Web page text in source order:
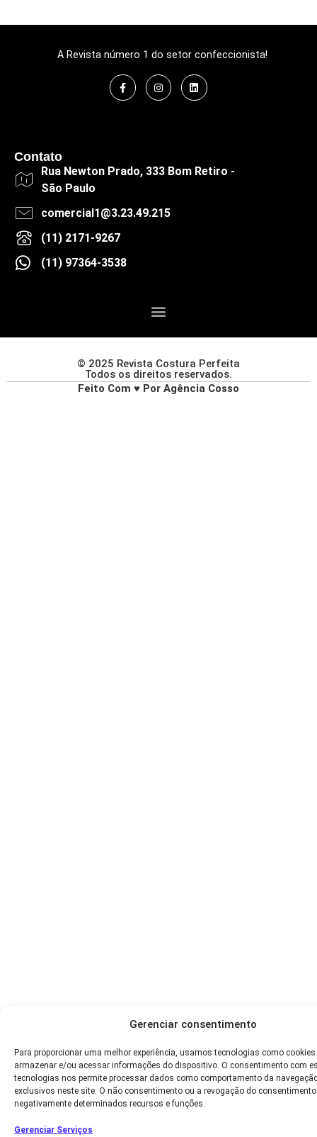
Gerenciar consentimento
Para proporcionar uma melhor experiência, usamos tecnologias como cookies
armazenar e/ou acessar informações do dispositivo. O consentimento com
tecnologias nos permite processar dados como comportamento da
exclusivos neste site. O não consentimento ou a revogação do
negativamente determinados recursos e funções.
Gerenciar Serviços
A Revista número 1 do setor confeccionista!
Contato
Rua Newton Prado, 333 Bom Retiro -
São Paulo
comercial1@3.23.49.215
(11) 2171-9267
(11) 97364-3538
© 2025 Revista Costura Perfeita
Todos os direitos reservados.
Feito Com ♥ Por Agência Cosso